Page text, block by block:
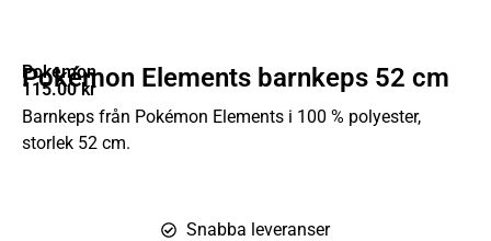
Pokemon
Pokémon Elements barnkeps 52 cm
115.00kr
Barnkeps från Pokémon Elements i 100 % polyester,
storlek 52 cm.
Snabba leveranser